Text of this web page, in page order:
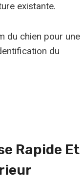
existante.
du chien pour une
du
Rapide Et